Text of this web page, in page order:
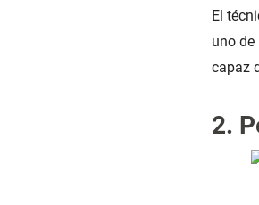
El
uno
capaz
2.